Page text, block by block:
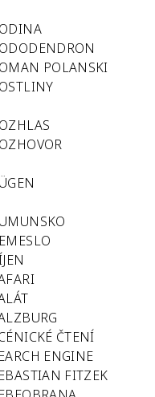
POLANSKI
ČTENÍ
ENGINE
FITZEK